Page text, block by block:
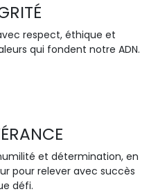
respect, éthique et
qui fondent notre ADN.
et détermination, en
pour relever avec succès
défi.